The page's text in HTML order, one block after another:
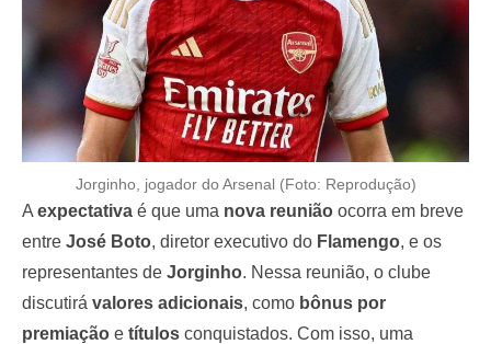
Jorginho, jogador do Arsenal (Foto: Reprodução)
A expectativa é que uma nova reunião ocorra em breve
entre José Boto, diretor executivo do Flamengo, e os
representantes de Jorginho. Nessa reunião, o clube
discutirá valores adicionais, como bônus por
premiação e títulos conquistados. Com isso, uma